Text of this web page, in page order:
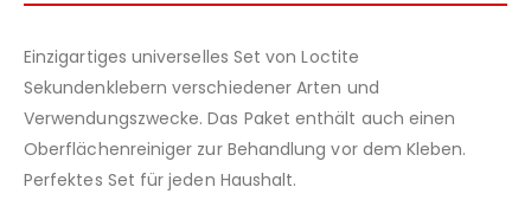
Einzigartiges universelles Set von Loctite
Sekundenklebern verschiedener Arten und
Verwendungszwecke. Das Paket enthält auch einen
Oberflächenreiniger zur Behandlung vor dem Kleben.
Perfektes Set für jeden Haushalt.